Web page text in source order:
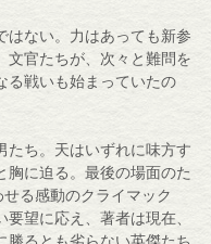
ない。力はあっても新参
文官たちが、次々と難問を
る戦いも始まっていたの
ち。天はいずれに味方す
胸に迫る。最後の場面のた
る感動のクライマック
望に応え、著者は現在、
勝るとも劣らない英傑たち